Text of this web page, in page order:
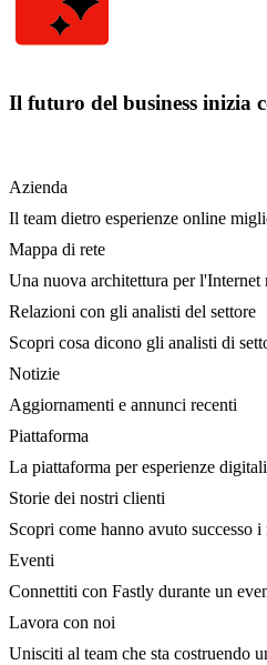
Il futuro del business inizia
Azienda
Il team dietro esperienze online
Mappa di rete
Una nuova architettura per l'Internet
Relazioni con gli analisti del settore
Scopri cosa dicono gli analisti di
Notizie
Aggiornamenti e annunci recenti
Piattaforma
La piattaforma per esperienze
Storie dei nostri clienti
Scopri come hanno avuto successo
Eventi
Connettiti con Fastly durante un
Lavora con noi
Unisciti al team che sta costruendo